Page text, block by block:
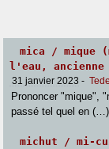
mica / mique
l'eau,
31 janvier 2023 -
Prononcer "mique",
passé tel quel en (…)
michut / mi-